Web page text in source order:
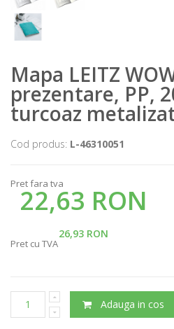
Mapa LEITZ
prezentare, PP,
turcoaz
Cod produs: L-46310051
Pret fara tva
22,63 RON
26,93 RON
Pret cu TVA
Adauga in cos